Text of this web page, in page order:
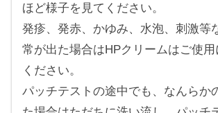
ほど様子を見てください。
発疹、発赤、かゆみ、水泡、刺激等
常が出た場合はHPクリームはご使
ください。
パッチテストの途中でも、なんらか